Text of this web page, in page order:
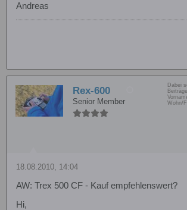
Andreas
Rex-600
Senior Member
Dabei
Wohn/
18.08.2010, 14:04
AW: Trex 500 CF - Kauf empfehlenswert?
Hi,